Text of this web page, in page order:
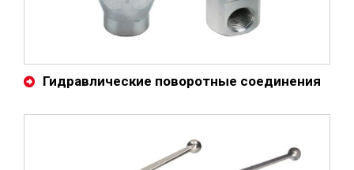
Гидравлические поворотные соединения